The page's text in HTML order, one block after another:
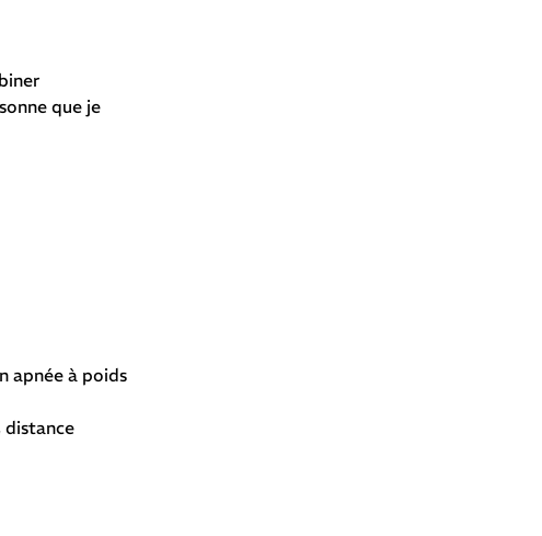
que je
apnée à poids
distance